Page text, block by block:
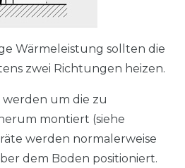
Wärmeleistung sollten die
zwei Richtungen heizen.
um die zu
montiert (siehe
werden normalerweise
dem Boden positioniert.